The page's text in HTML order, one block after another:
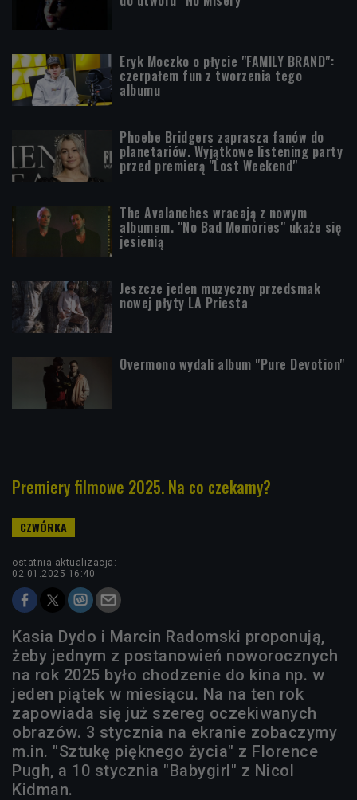
Eryk Moczko o płycie "FAMILY BRAND":
czerpałem fun z tworzenia tego
albumu
Phoebe Bridgers zaprasza fanów do
planetariów. Wyjątkowe listening party
przed premierą "Lost Weekend"
The Avalanches wracają z nowym
albumem. "No Bad Memories" ukaże się
jesienią
Jeszcze jeden muzyczny przedsmak
nowej płyty LA Priesta
Overmono wydali album "Pure Devotion"
Premiery filmowe 2025. Na co czekamy?
ostatnia aktualizacja:
02.01.2025 16:40
Kasia Dydo i Marcin Radomski proponują,
żeby jednym z postanowień noworocznych
na rok 2025 było chodzenie do kina np. w
jeden piątek w miesiącu. Na na ten rok
zapowiada się już szereg oczekiwanych
obrazów. 3 stycznia na ekranie zobaczymy
m.in. "Sztukę pięknego życia" z Florence
Pugh, a 10 stycznia "Babygirl" z Nicol
Kidman.